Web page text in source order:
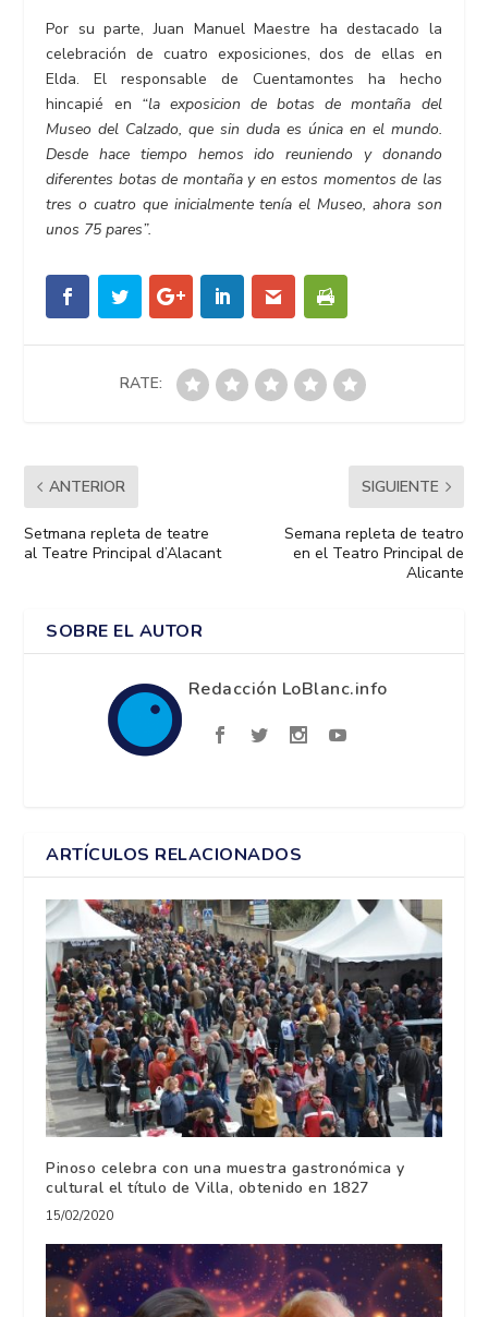
Por su parte, Juan Manuel Maestre ha destacado la
celebración de cuatro exposiciones, dos de ellas en
Elda. El responsable de Cuentamontes ha hecho
hincapié en “la exposicion de botas de montaña del
Museo del Calzado, que sin duda es única en el mundo.
Desde hace tiempo hemos ido reuniendo y donando
diferentes botas de montaña y en estos momentos de las
tres o cuatro que inicialmente tenía el Museo, ahora son
unos 75 pares”.
RATE:
ANTERIOR
Setmana repleta de teatre
al Teatre Principal d’Alacant
SIGUIENTE
Semana repleta de teatro
en el Teatro Principal de
Alicante
SOBRE EL AUTOR
Redacción LoBlanc.info
ARTÍCULOS RELACIONADOS
Pinoso celebra con una muestra gastronómica y
cultural el título de Villa, obtenido en 1827
15/02/2020